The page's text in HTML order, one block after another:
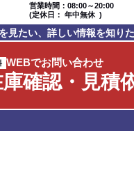
営業時間：08:00～20:00
(定休日： 年中無休 )
見たい、詳しい情報を知り
WEBでお問い合わせ
確認・見積